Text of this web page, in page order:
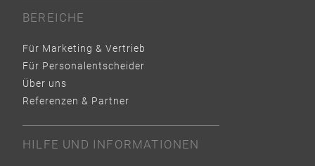
BEREICHE
Für Marketing & Vertrieb
Für Personalentscheider
Über uns
Referenzen & Partner
HILFE UND INFORMATIONEN